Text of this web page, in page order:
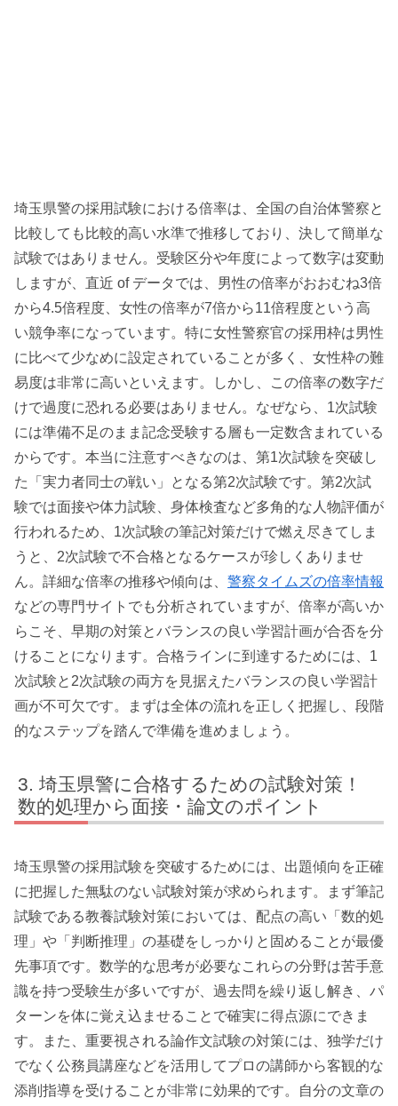
埼玉県警の採用試験における倍率は、全国の自治体警察と
比較しても比較的高い水準で推移しており、決して簡単な
試験ではありません。受験区分や年度によって数字は変動
しますが、直近 of データでは、男性の倍率がおおむね3倍
から4.5倍程度、女性の倍率が7倍から11倍程度という高
い競争率になっています。特に女性警察官の採用枠は男性
に比べて少なめに設定されていることが多く、女性枠の難
易度は非常に高いといえます。しかし、この倍率の数字だ
けで過度に恐れる必要はありません。なぜなら、1次試験
には準備不足のまま記念受験する層も一定数含まれている
からです。本当に注意すべきなのは、第1次試験を突破し
た「実力者同士の戦い」となる第2次試験です。第2次試
験では面接や体力試験、身体検査など多角的な人物評価が
行われるため、1次試験の筆記対策だけで燃え尽きてしま
うと、2次試験で不合格となるケースが珍しくありませ
ん。詳細な倍率の推移や傾向は、 警察タイムズの倍率情報
などの専門サイトでも分析されていますが、倍率が高いか
らこそ、早期の対策とバランスの良い学習計画が合否を分
けることになります。合格ラインに到達するためには、1
次試験と2次試験の両方を見据えたバランスの良い学習計
画が不可欠です。まずは全体の流れを正しく把握し、段階
的なステップを踏んで準備を進めましょう。
埼玉県警に合格するための試験対策！
数的処理から面接・論文のポイント
埼玉県警の採用試験を突破するためには、出題傾向を正確
に把握した無駄のない試験対策が求められます。まず筆記
試験である教養試験対策においては、配点の高い「数的処
理」や「判断推理」の基礎をしっかりと固めることが最優
先事項です。数学的な思考が必要なこれらの分野は苦手意
識を持つ受験生が多いですが、過去問を繰り返し解き、パ
ターンを体に覚え込ませることで確実に得点源にできま
す。また、重要視される論作文試験の対策には、独学だけ
でなく公務員講座などを活用してプロの講師から客観的な
添削指導を受けることが非常に効果的です。自分の文章の